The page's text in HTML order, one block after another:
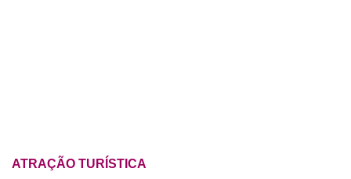
ATRAÇÃO TURÍSTICA